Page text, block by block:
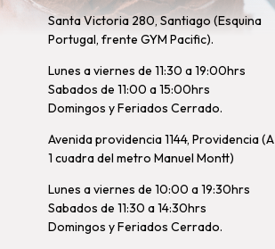
Santa Victoria 280, Santiago (Esquina
Portugal, frente GYM Pacific).
Lunes a viernes de 11:30 a 19:00hrs
Sabados de 11:00 a 15:00hrs
Domingos y Feriados Cerrado.
Avenida providencia 1144, Providencia (A
1 cuadra del metro Manuel Montt)
Lunes a viernes de 10:00 a 19:30hrs
Sabados de 11:30 a 14:30hrs
Domingos y Feriados Cerrado.